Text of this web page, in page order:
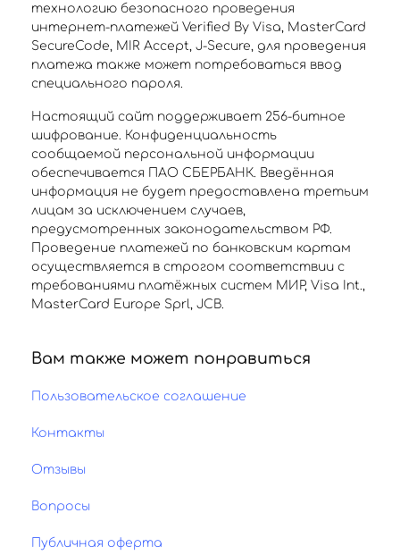
технологию безопасного проведения
интернет-платежей Verified By Visa, MasterCard
SecureCode, MIR Accept, J-Secure, для проведения
платежа также может потребоваться ввод
специального пароля.
Настоящий сайт поддерживает 256-битное
шифрование. Конфиденциальность
сообщаемой персональной информации
обеспечивается ПАО СБЕРБАНК. Введённая
информация не будет предоставлена третьим
лицам за исключением случаев,
предусмотренных законодательством РФ.
Проведение платежей по банковским картам
осуществляется в строгом соответствии с
требованиями платёжных систем МИР, Visa Int.,
MasterCard Europe Sprl, JCB.
Вам также может понравиться
Пользовательское соглашение
Контакты
Отзывы
Вопросы
Публичная оферта